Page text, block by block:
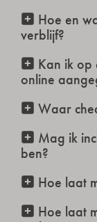
Hoe en
verblijf?
Kan ik op
online
Waar
Mag ik
ben?
Hoe laat
Hoe laat